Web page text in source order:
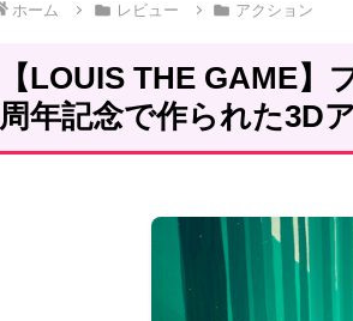
ホーム レビュー アクション
【LOUIS THE GAME
周年記念で作られた3D